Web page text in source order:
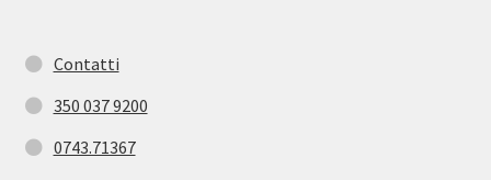
Contatti
350 037 9200
0743.71367